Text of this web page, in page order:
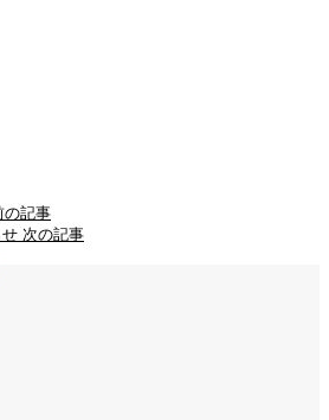
の記事
次の記事